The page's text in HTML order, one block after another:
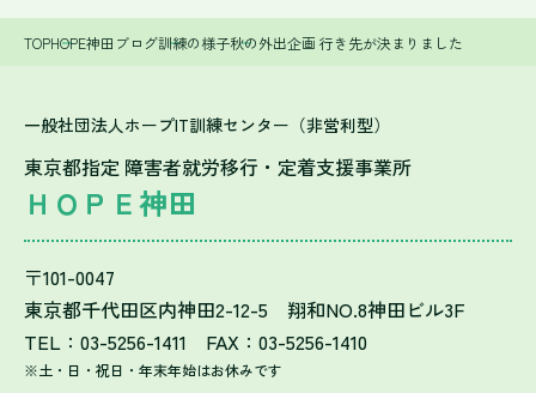
TOPHOPE神田ブログ訓練の様子秋の外出企画 行き先が決まりました
一般社団法人ホープIT訓練センター（非営利型）
東京都指定 障害者就労移行・定着支援事業所
ＨＯＰＥ神田
〒101-0047
東京都千代田区内神田2-12-5 翔和NO.8神田ビル3F
TEL：03-5256-1411 FAX：03-5256-1410
※土・日・祝日・年末年始はお休みです